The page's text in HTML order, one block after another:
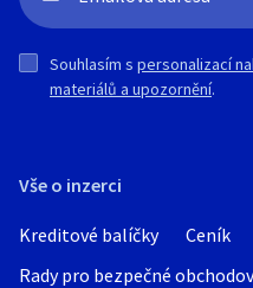
Vše o inzerci
Kreditové balíčky Ceník
Rady pro bezpečné
Souhlasím s personalizací
materiálů a upozornění.